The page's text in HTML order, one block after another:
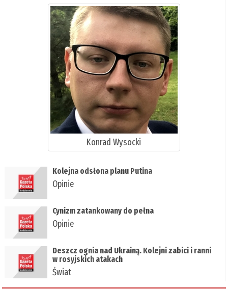
Konrad Wysocki
Kolejna odsłona planu Putina
Opinie
Cynizm zatankowany do pełna
Opinie
Deszcz ognia nad Ukrainą. Kolejni zabici i ranni
w rosyjskich atakach
Świat